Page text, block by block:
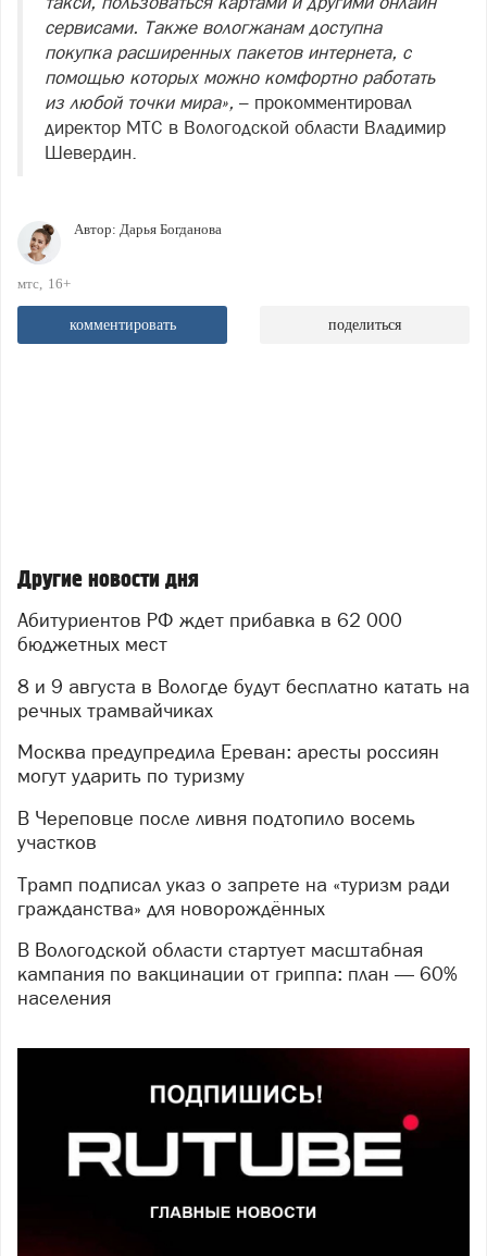
сервисами. Также вологжанам доступна
покупка расширенных пакетов интернета, с
помощью которых можно комфортно работать
из любой точки мира», – прокомментировал
директор МТС в Вологодской области Владимир
Шевердин.
Автор: Дарья Богданова
мтс 16+
комментировать поделиться
Другие новости дня
Абитуриентов РФ ждет прибавка в 62 000
бюджетных мест
8 и 9 августа в Вологде будут бесплатно катать на
речных трамвайчиках
Москва предупредила Ереван: аресты россиян
могут ударить по туризму
В Череповце после ливня подтопило восемь
участков
Трамп подписал указ о запрете на «туризм ради
гражданства» для новорождённых
В Вологодской области стартует масштабная
кампания по вакцинации от гриппа: план — 60%
населения